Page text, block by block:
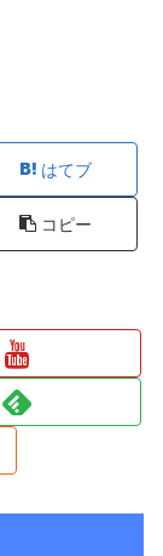
はてブ
コピー